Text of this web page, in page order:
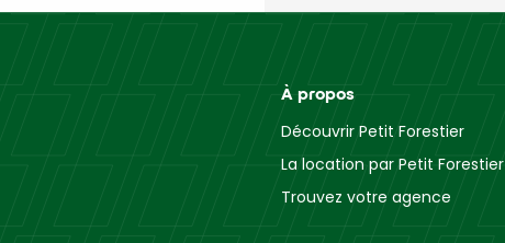
À propos
Découvrir Petit Forestier
La location par Petit Forestier
Trouvez votre agence